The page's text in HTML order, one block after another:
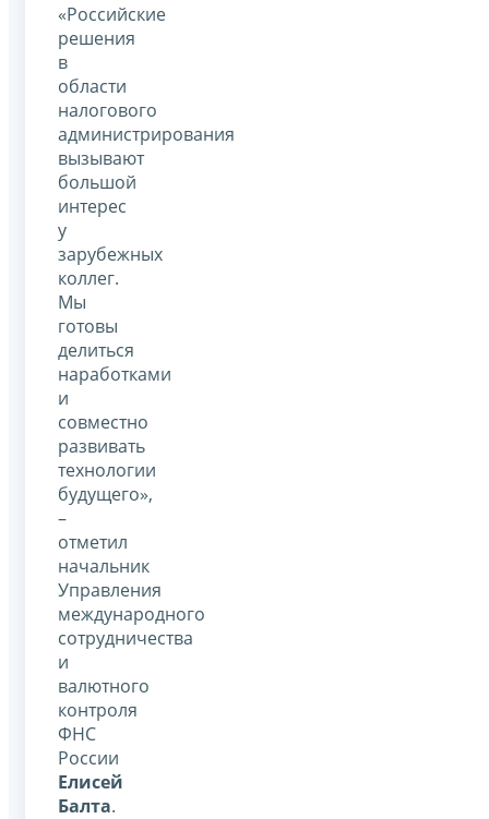
«Российские
решения
в
области
налогового
администрирования
вызывают
большой
интерес
у
зарубежных
коллег.
Мы
готовы
делиться
наработками
и
совместно
развивать
технологии
будущего»,
–
отметил
начальник
Управления
международного
сотрудничества
и
валютного
контроля
ФНС
России
Елисей
Балта.